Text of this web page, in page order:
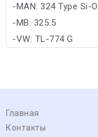
-MAN: 324 Type Si-
-MB: 325.5
-VW: TL-774 G
Главная
Контакты